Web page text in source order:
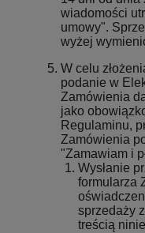
wiadomości
umowy".
wyżej
W celu
podanie w
Zamówienia
jako
Regulaminu,
Zamówienia
"Zamawiam i
Wysłanie
formularza
sprzedaży
treścią